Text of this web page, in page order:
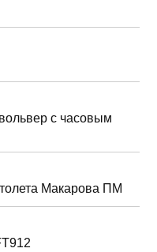
с часовым
Макарова ПМ